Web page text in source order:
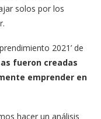
solos por los
2021’ de
fueron creadas
emprender en
hacer un análisis